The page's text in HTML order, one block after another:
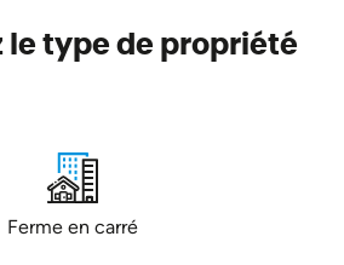
le type de propriété
Ferme en carré